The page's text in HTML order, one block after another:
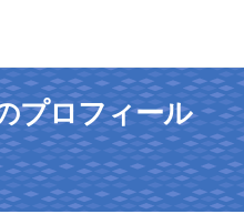
プロフィール